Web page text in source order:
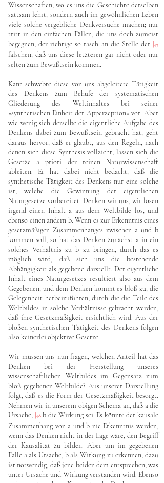
Wissenschaften, wo es uns die Geschichte derselben
sattsam lehrt, sondern auch im gewöhnlichen Leben
viele solche vergebliche Denkversuche machen; nur
tritt in den einfachen Fällen, die uns doch zumeist
begegnen, der richtige so rasch an die Stelle der 47
falschen, daß uns diese letzteren gar nicht oder nur
selten zum Bewußtsein kommen.
Kant schwebte diese von uns abgeleitete Tätigkeit
des Denkens zum Behufe der systematischen
Gliederung des Weltinhaltes bei seiner
»synthetischen Einheit der Apperzeption« vor. Aber
wie wenig sich derselbe die eigentliche Aufgabe des
Denkens dabei zum Bewußtsein gebracht hat, geht
daraus hervor, daß er glaubt, aus den Regeln, nach
denen sich diese Synthesis vollzieht, lassen sich die
Gesetze a priori der reinen Naturwissenschaft
ableiten. Er hat dabei nicht bedacht, daß die
synthetische Tätigkeit des Denkens nur eine solche
ist, welche die Gewinnung der eigentlichen
Naturgesetze vorbereitet. Denken wir uns, wir lösen
irgend einen Inhalt a aus dem Weltbilde los, und
ebenso einen andern b. Wenn es zur Erkenntnis eines
gesetzmäßigen Zusammenhanges zwischen a und b
kommen soll, so hat das Denken zunächst a in ein
solches Verhältnis zu b zu bringen, durch das es
möglich wird, daß sich uns die bestehende
Abhängigkeit als gegebene darstellt. Der eigentliche
Inhalt eines Naturgesetzes resultiert also aus dem
Gegebenen, und dem Denken kommt es bloß zu, die
Gelegenheit herbeizuführen, durch die die Teile des
Weltbildes in solche Verhältnisse gebracht werden,
daß ihre Gesetzmäßigkeit ersichtlich wird. Aus der
bloßen synthetischen Tätigkeit des Denkens folgen
also keinerlei objektive Gesetze.
Wir müssen uns nun fragen, welchen Anteil hat das
Denken bei der Herstellung unseres
wissenschaftlichen Weltbildes im Gegensatz zum
bloß gegebenen Weltbilde? Aus unserer Darstellung
folgt, daß es die Form der Gesetzmäßigkeit besorgt.
Nehmen wir in unserem obigen Schema an, daß a die
Ursache, 48 b die Wirkung sei. Es könnte der kausale
Zusammenhang von a und b nie Erkenntnis werden,
wenn das Denken nicht in der Lage wäre, den Begriff
der Kausalität zu bilden. Aber um im gegebenen
Falle a als Ursache, b als Wirkung zu erkennen, dazu
ist notwendig, daß jene beiden dem entsprechen, was
unter Ursache und Wirkung verstanden wird. Ebenso